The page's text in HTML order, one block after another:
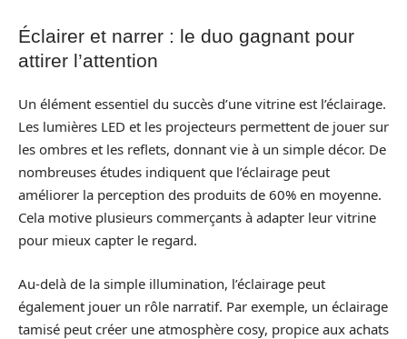
Éclairer et narrer : le duo gagnant pour
attirer l’attention
Un élément essentiel du succès d’une vitrine est l’éclairage.
Les lumières LED et les projecteurs permettent de jouer sur
les ombres et les reflets, donnant vie à un simple décor. De
nombreuses études indiquent que l’éclairage peut
améliorer la perception des produits de 60% en moyenne.
Cela motive plusieurs commerçants à adapter leur vitrine
pour mieux capter le regard.
Au-delà de la simple illumination, l’éclairage peut
également jouer un rôle narratif. Par exemple, un éclairage
tamisé peut créer une atmosphère cosy, propice aux achats